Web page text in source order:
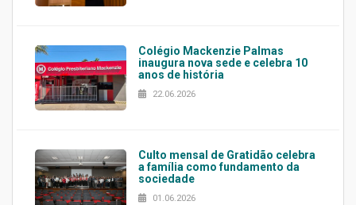
Colégio Mackenzie Palmas
inaugura nova sede e celebra 10
anos de história
22.06.2026
Culto mensal de Gratidão celebra
a família como fundamento da
sociedade
01.06.2026